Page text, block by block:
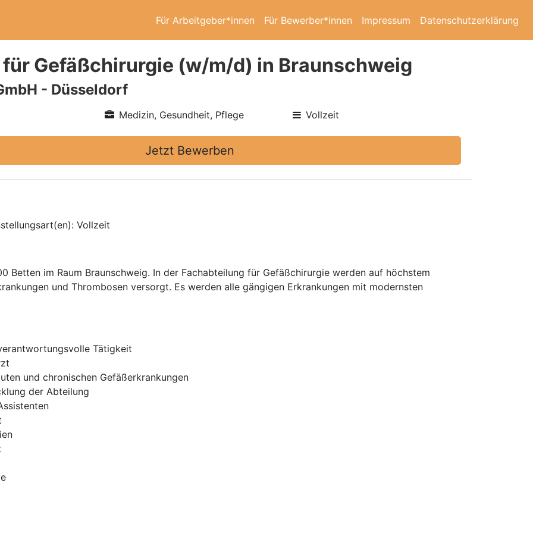
Für Arbeitgeber*innen Für Bewerber*innen Impressum Datenschutzerklärung
Gefäßchirurgie (w/m/d) in Braunschweig
- Düsseldorf
Medizin, Gesundheit, Pflege Vollzeit
Jetzt Bewerben
Vollzeit
Betten im Raum Braunschweig. In der Fachabteilung für Gefäßchirurgie werden auf höchstem
und Thrombosen versorgt. Es werden alle gängigen Erkrankungen mit modernsten
Tätigkeit
und chronischen Gefäßerkrankungen
der Abteilung